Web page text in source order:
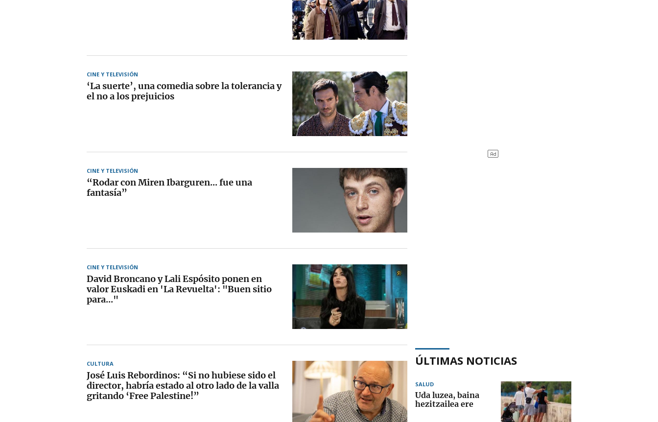
CINE Y TELEVISIÓN
‘La suerte’, una comedia sobre la tolerancia y
el no a los prejuicios
CINE Y TELEVISIÓN
“Rodar con Miren Ibarguren... fue una
fantasía”
CINE Y TELEVISIÓN
David Broncano y Lali Espósito ponen en
valor Euskadi en 'La Revuelta': "Buen sitio
para..."
CULTURA
José Luis Rebordinos: “Si no hubiese sido el
director, habría estado al otro lado de la valla
gritando ‘Free Palestine!”
ÚLTIMAS NOTICIAS
SALUD
Uda luzea, baina
hezitzailea ere